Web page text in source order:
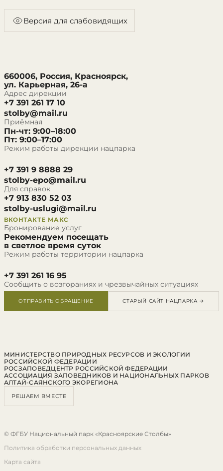
Версия для слабовидящих
660006, Россия, Красноярск,
ул. Карьерная, 26-а
Адрес дирекции
+7 391 261 17 10
stolby@mail.ru
Приёмная
Пн-чт: 9:00–18:00
Пт: 9:00–17:00
Режим работы дирекции нацпарка
+7 391 9 8888 29
stolby-epo@mail.ru
Для справок
+7 913 830 52 03
stolby-uslugi@mail.ru
ВКОНТАКТЕ МАКС
Бронирование услуг
Рекомендуем посещать
в светлое время суток
Режим работы территории нацпарка
+7 391 261 16 95
Сообщить о возгораниях и чрезвычайных ситуациях
ОТПРАВИТЬ ОБРАЩЕНИЕ СТАРЫЙ САЙТ НАЦПАРКА →
МИНИСТЕРСТВО ПРИРОДНЫХ РЕСУРСОВ И ЭКОЛОГИИ
РОССИЙСКОЙ ФЕДЕРАЦИИ
РОСЗАПОВЕДЦЕНТР РОССИЙСКОЙ ФЕДЕРАЦИИ
АССОЦИАЦИЯ ЗАПОВЕДНИКОВ И НАЦИОНАЛЬНЫХ ПАРКОВ
АЛТАЙ-САЯНСКОГО ЭКОРЕГИОНА
РЕШАЕМ ВМЕСТЕ
© ФГБУ Национальный парк «Красноярские Столбы»
Политика обработки персональных данных
Карта сайта